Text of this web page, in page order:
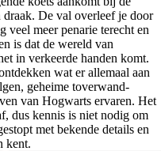
De val overleef je door
veel meer penarie terecht en
is dat de wereld van
in verkeerde handen komt.
wat er allemaal aan
geheime toverwand-
van Hogwarts ervaren. Het
dus kennis is niet nodig om
met bekende details en
kent.